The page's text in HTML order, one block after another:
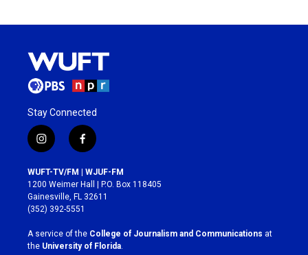
Stay Connected
i
n
s
t
a
g
r
a
m
f
a
c
e
b
o
k
WUFT-TV/FM | WJUF-FM
1200 Weimer Hall | P.O. Box 118405
Gainesville, FL 32611
(352) 392-5551
A service of the College of Journalism and Communications at
the University of Florida.